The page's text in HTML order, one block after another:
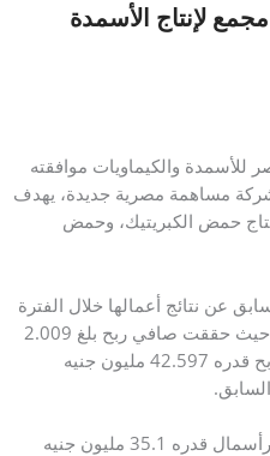
الأسمدة
موافقته
مصرية جديدة، يهدف
وحمض
خلال الفترة
من 1 يناير حتى 30 سبتمبر 2025، حيث حققت صافي ربح بلغ 2.009
مليار جنيه مصري، مقارنة بصافي ربح قدره 42.597 مليون جنيه
تأسست شركة فيركيم عام 2001 برأسمال قدره 35.1 مليون جنيه